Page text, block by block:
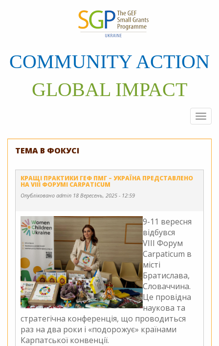
COMMUNITY ACTION
GLOBAL IMPACT
ТЕМА В ФОКУСІ
КРАЩІ ПРАКТИКИ ГЕФ ПМГ – УКРАЇНА ПРЕДСТАВЛЕНО
НА VIII ФОРУМІ CARPATICUM
Опубліковано admin 18 Вересень, 2025 - 12:59
9-11 вересня
відбувся
VIII Форум
Carpaticum в
місті
Братислава,
Словаччина.
Це провідна
наукова та
стратегічна конференція, що проводиться
раз на два роки і «подорожує» країнами
Карпатської конвенції.